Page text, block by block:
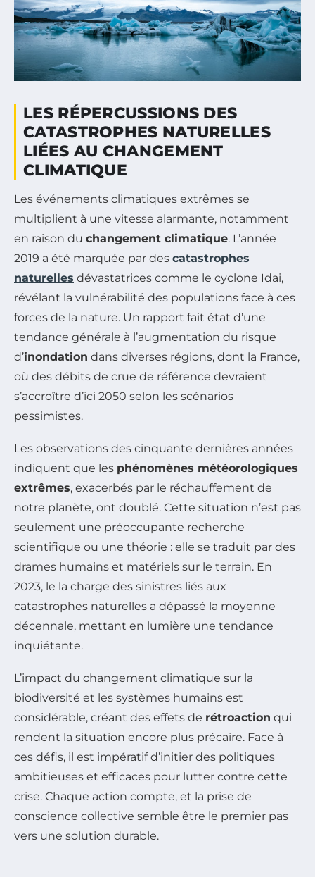
LES RÉPERCUSSIONS DES
CATASTROPHES NATURELLES
LIÉES AU CHANGEMENT
CLIMATIQUE
Les événements climatiques extrêmes se
multiplient à une vitesse alarmante, notamment
en raison du changement climatique. L’année
2019 a été marquée par des catastrophes
naturelles dévastatrices comme le cyclone Idai,
révélant la vulnérabilité des populations face à ces
forces de la nature. Un rapport fait état d’une
tendance générale à l’augmentation du risque
d’inondation dans diverses régions, dont la France,
où des débits de crue de référence devraient
s’accroître d’ici 2050 selon les scénarios
pessimistes.
Les observations des cinquante dernières années
indiquent que les phénomènes météorologiques
extrêmes, exacerbés par le réchauffement de
notre planète, ont doublé. Cette situation n’est pas
seulement une préoccupante recherche
scientifique ou une théorie : elle se traduit par des
drames humains et matériels sur le terrain. En
2023, le la charge des sinistres liés aux
catastrophes naturelles a dépassé la moyenne
décennale, mettant en lumière une tendance
inquiétante.
L’impact du changement climatique sur la
biodiversité et les systèmes humains est
considérable, créant des effets de rétroaction qui
rendent la situation encore plus précaire. Face à
ces défis, il est impératif d’initier des politiques
ambitieuses et efficaces pour lutter contre cette
crise. Chaque action compte, et la prise de
conscience collective semble être le premier pas
vers une solution durable.